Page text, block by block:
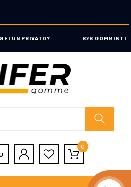
SEI UN PRIVATO? B2B GOMMISTI
0